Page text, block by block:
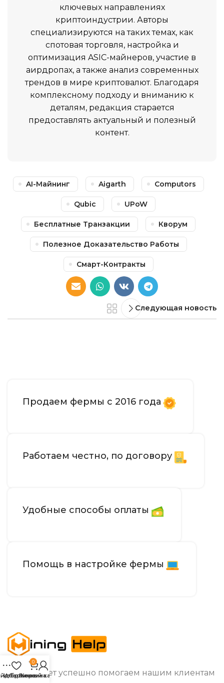
ключевых направлениях
криптоиндустрии. Авторы
специализируются на таких темах, как
спотовая торговля, настройка и
оптимизация ASIC-майнеров, участие в
аирдропах, а также анализ современных
трендов в мире криптовалют. Благодаря
комплексному подходу и вниманию к
деталям, редакция старается
предоставлять актуальный и полезный
контент.
AI-Майнинг Aigarth Computors
Qubic UPoW
Бесплатные Транзакции Кворум
Полезное Доказательство Работы
Смарт-Контракты
Следующая новость
Продаем фермы с 2016 года
Работаем честно, по договору
Удобные способы оплаты
Помощь в настройке фермы
Более 8 лет успешно помогаем нашим клиентам
Избранное
0
Корзина
Личный кабинет